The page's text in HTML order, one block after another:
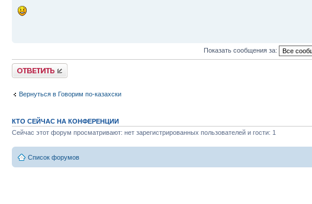
Показать сообщения за:
Ответить
Вернуться в Говорим по-казахски
КТО СЕЙЧАС НА КОНФЕРЕНЦИИ
Сейчас этот форум просматривают: нет зарегистрированных пользователей и гости: 1
Список форумов